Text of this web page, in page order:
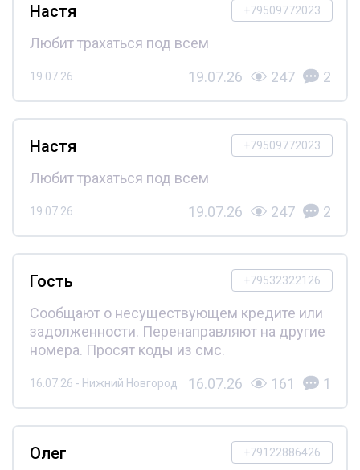
+79509772023
Настя
Любит трахаться под всем
19.07.26 19.07.26 247 2
+79509772023
Настя
Любит трахаться под всем
19.07.26 19.07.26 247 2
+79532322126
Гость
Сообщают о несуществующем кредите или
задолженности. Перенаправляют на другие
номера. Просят коды из смс.
16.07.26 - Нижний Новгород 16.07.26 161 1
+79122886426
Олег